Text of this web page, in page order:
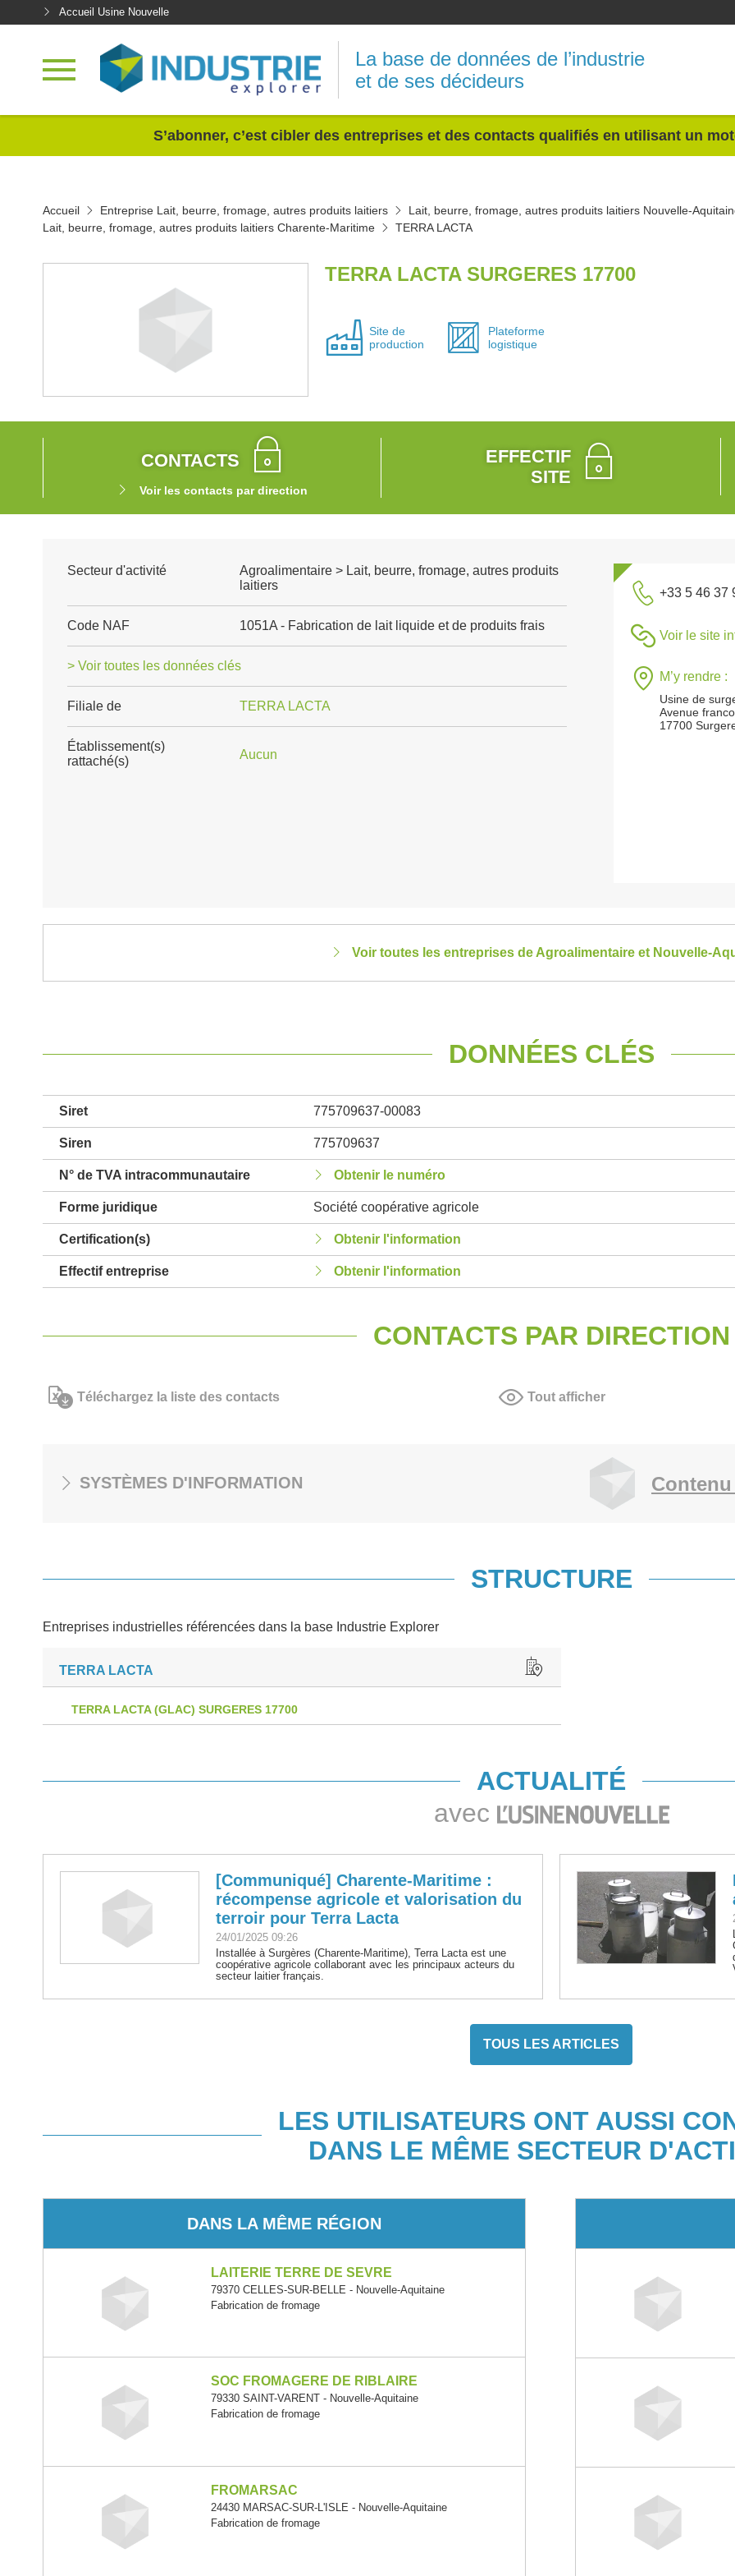
Accueil Usine Nouvelle
La base de données de l’industrie
et de ses décideurs
S’abonner, c’est cibler des entreprises et des contacts qualifiés en utilisant un
Accueil Entreprise Lait, beurre, fromage, autres produits laitiers
Lait, beurre, fromage, autres produits laitiers Nouvelle-
Lait, beurre, fromage, autres produits laitiers Charente-Maritime
TERRA LACTA
TERRA LACTA SURGERES 17700
Site de
production
Plateforme
logistique
CONTACTS
Voir les contacts par direction
EFFECTIF
SITE
Secteur d'activité
Agroalimentaire > Lait, beurre, fromage, autres produits
laitiers
Code NAF 1051A - Fabrication de lait liquide et de produits frais
> Voir toutes les données clés
Filiale de TERRA LACTA
Établissement(s)
rattaché(s)
Aucun
+33 5 46 37
Voir le site
M’y rendre :
Usine de
Avenue
17700
Voir toutes les entreprises de Agroalimentaire et Nouvelle-
DONNÉES CLÉS
Siret 775709637-00083
Siren 775709637
N° de TVA intracommunautaire Obtenir le numéro
Forme juridique Société coopérative agricole
Certification(s) Obtenir l'information
Effectif entreprise Obtenir l'information
CONTACTS PAR DIRECTION
Téléchargez la liste des contacts Tout afficher
SYSTÈMES D'INFORMATION
STRUCTURE
Entreprises industrielles référencées dans la base Industrie Explorer
TERRA LACTA
TERRA LACTA (GLAC) SURGERES 17700
ACTUALITÉ
avec
[Communiqué] Charente-Maritime :
récompense agricole et valorisation du
terroir pour Terra Lacta
24/01/2025 09:26
Installée à Surgères (Charente-Maritime), Terra Lacta est une
coopérative agricole collaborant avec les principaux acteurs du
secteur laitier français.
TOUS LES ARTICLES
LES UTILISATEURS ONT AUSSI
DANS LE MÊME SECTEUR
DANS LA MÊME RÉGION
LAITERIE TERRE DE SEVRE
79370 CELLES-SUR-BELLE - Nouvelle-Aquitaine
Fabrication de fromage
SOC FROMAGERE DE RIBLAIRE
79330 SAINT-VARENT - Nouvelle-Aquitaine
Fabrication de fromage
FROMARSAC
24430 MARSAC-SUR-L'ISLE - Nouvelle-Aquitaine
Fabrication de fromage